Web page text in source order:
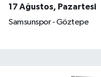
17 Ağustos, Pazartesi
Samsunspor - Göztepe